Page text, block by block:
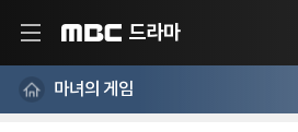
드라마
마녀의 게임